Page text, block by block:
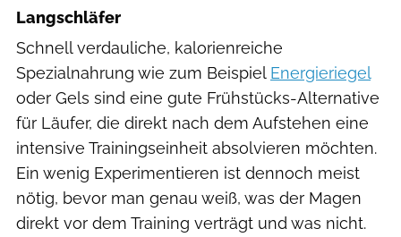
Langschläfer
Schnell verdauliche, kalorienreiche
Spezialnahrung wie zum Beispiel Energieriegel
oder Gels sind eine gute Frühstücks-Alternative
für Läufer, die direkt nach dem Aufstehen eine
intensive Trainingseinheit absolvieren möchten.
Ein wenig Experimentieren ist dennoch meist
nötig, bevor man genau weiß, was der Magen
direkt vor dem Training verträgt und was nicht.